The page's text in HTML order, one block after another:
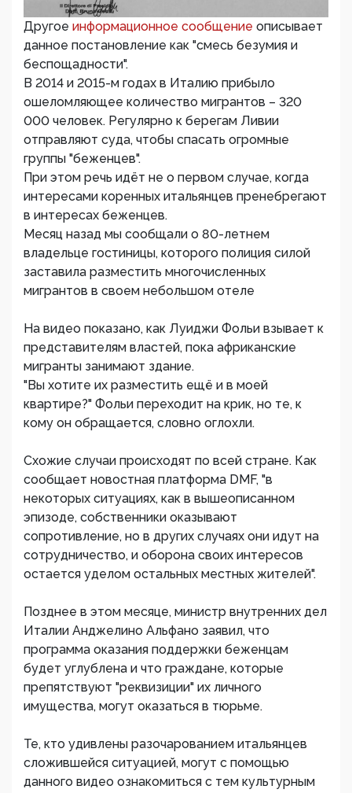
Другое информационное сообщение описывает
данное постановление как "смесь безумия и
беспощадности".
В 2014 и 2015-м годах в Италию прибыло
ошеломляющее количество мигрантов – 320
000 человек. Регулярно к берегам Ливии
отправляют суда, чтобы спасать огромные
группы "беженцев".
При этом речь идёт не о первом случае, когда
интересами коренных итальянцев пренебрегают
в интересах беженцев.
Месяц назад мы сообщали о 80-летнем
владельце гостиницы, которого полиция силой
заставила разместить многочисленных
мигрантов в своем небольшом отеле
На видео показано, как Луиджи Фольи взывает к
представителям властей, пока африканские
мигранты занимают здание.
"Вы хотите их разместить ещё и в моей
квартире?" Фольи переходит на крик, но те, к
кому он обращается, словно оглохли.
Схожие случаи происходят по всей стране. Как
сообщает новостная платформа DMF, "в
некоторых ситуациях, как в вышеописанном
эпизоде, собственники оказывают
сопротивление, но в других случаях они идут на
сотрудничество, и оборона своих интересов
остается уделом остальных местных жителей".
Позднее в этом месяце, министр внутренних дел
Италии Анджелино Альфано заявил, что
программа оказания поддержки беженцам
будет углублена и что граждане, которые
препятствуют "реквизиции" их личного
имущества, могут оказаться в тюрьме.
Те, кто удивлены разочарованием итальянцев
сложившейся ситуацией, могут с помощью
данного видео ознакомиться с тем культурным